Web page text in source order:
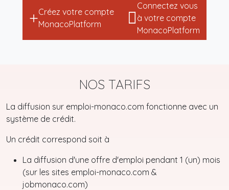
Créez votre compte
MonacoPlatform
Connectez vous
à votre compte
MonacoPlatform
NOS TARIFS
La diffusion sur emploi-monaco.com fonctionne avec un
système de crédit.
Un crédit correspond soit à
La diffusion d'une offre d'emploi pendant 1 (un) mois
(sur les sites emploi-monaco.com &
jobmonaco.com)